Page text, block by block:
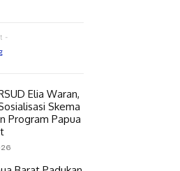
-
Elia Waran,
Skema
Program Papua